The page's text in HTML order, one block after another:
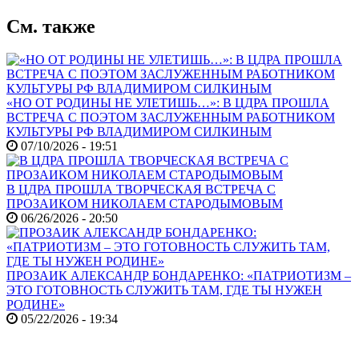
См. также
«НО ОТ РОДИНЫ НЕ УЛЕТИШЬ…»: В ЦДРА ПРОШЛА
ВСТРЕЧА С ПОЭТОМ ЗАСЛУЖЕННЫМ РАБОТНИКОМ
КУЛЬТУРЫ РФ ВЛАДИМИРОМ СИЛКИНЫМ
07/10/2026 - 19:51
В ЦДРА ПРОШЛА ТВОРЧЕСКАЯ ВСТРЕЧА С
ПРОЗАИКОМ НИКОЛАЕМ СТАРОДЫМОВЫМ
06/26/2026 - 20:50
ПРОЗАИК АЛЕКСАНДР БОНДАРЕНКО: «ПАТРИОТИЗМ –
ЭТО ГОТОВНОСТЬ СЛУЖИТЬ ТАМ, ГДЕ ТЫ НУЖЕН
РОДИНЕ»
05/22/2026 - 19:34